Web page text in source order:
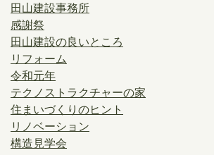
田山建設事務所
感謝祭
田山建設の良いところ
リフォーム
令和元年
テクノストラクチャーの家
住まいづくりのヒント
リノベーション
構造見学会